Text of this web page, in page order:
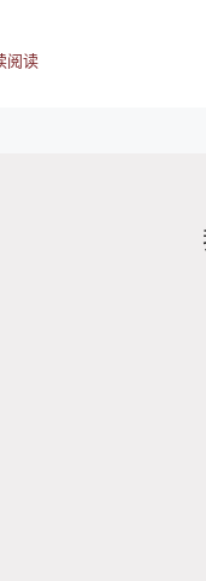
阅读